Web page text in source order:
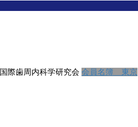
国際歯周内科学研究会 会員名簿 東京